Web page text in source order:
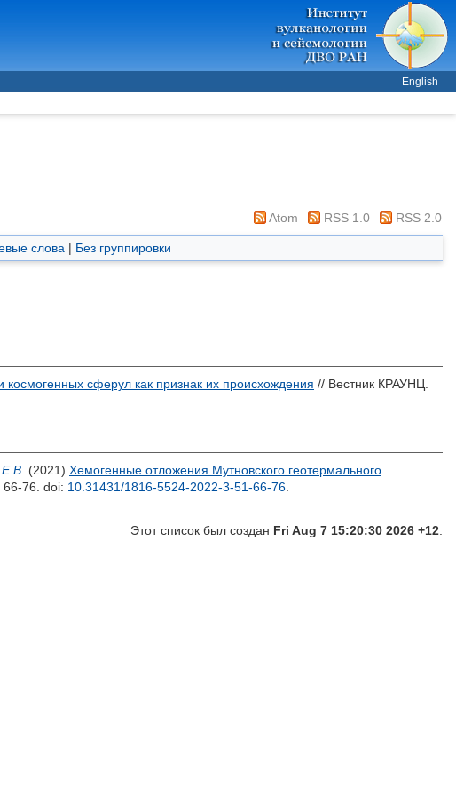
English
Atom RSS 1.0 RSS 2.0
слова | Без группировки
сферул как признак их происхождения // Вестник КРАУНЦ.
(2021) Хемогенные отложения Мутновского геотермального
76. doi: 10.31431/1816-5524-2022-3-51-66-76
Этот список был создан Fri Aug 7 15:20:30 2026 +12